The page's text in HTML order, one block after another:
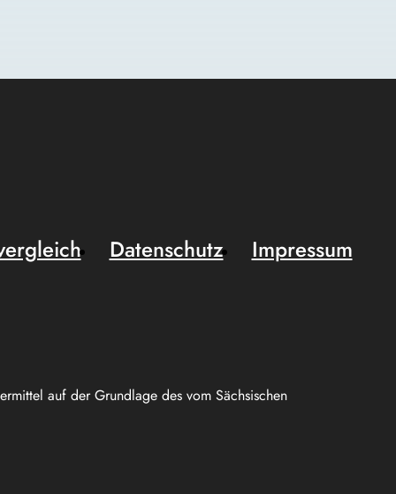
auf der Grundlage des vom Sächsischen
Datenschutz
Impressum